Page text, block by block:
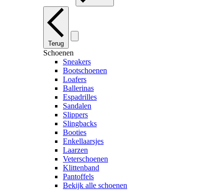
Terug
Schoenen
Sneakers
Bootschoenen
Loafers
Ballerinas
Espadrilles
Sandalen
Slippers
Slingbacks
Booties
Enkellaarsjes
Laarzen
Veterschoenen
Klittenband
Pantoffels
Bekijk alle schoenen